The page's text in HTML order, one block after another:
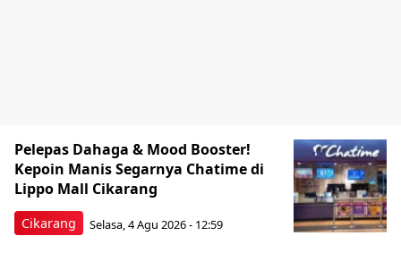
Cikarang
Pelepas Dahaga & Mood Booster!
Kepoin Manis Segarnya Chatime di
Lippo Mall Cikarang
Selasa, 4 Agu 2026 - 12:59